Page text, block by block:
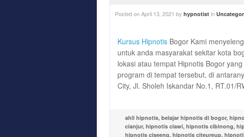
Posted on April 13, 2021 by hypnotist in
Kursus HipnotisBogor Kami
untuk anda masyarakat sekitar kota
lokasi atau tempat Hipnotis Bogor
program di tempat tersebut, di
City, Jl. Sholeh Iskandar No.1, RT.01/
ahli hipnotis, belajar hipnotis di bogor,
cianjur, hipnotis ciawi, hipnotis cibinong,
hipnotis ciseeng, hipnotis citeureup,